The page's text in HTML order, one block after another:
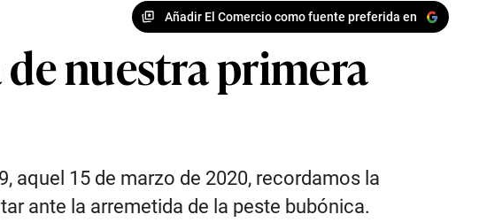
Añadir El Comercio como fuente preferida en
nuestra primera
aquel 15 de marzo de 2020, recordamos la
ante la arremetida de la peste bubónica.